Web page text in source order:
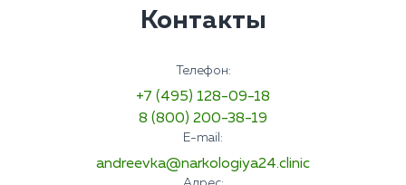
Контакты
Телефон:
+7 (495) 128-09-18
8 (800) 200-38-19
E-mail:
andreevka@narkologiya24.clinic